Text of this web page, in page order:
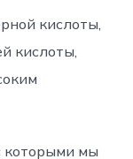
кислоты,
кислоты,
которыми мы